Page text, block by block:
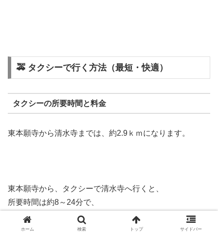
🚕 タクシーで行く方法（最短・快適）
タクシーの所要時間と料金
東本願寺から清水寺までは、約2.9ｋｍになります。
東本願寺から、タクシーで清水寺へ行くと、
所要時間は約8～24分で、
運賃は約1400円～1900円になります。
ホーム 検索 トップ サイドバー